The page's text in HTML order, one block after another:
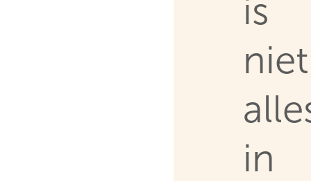
is
niet
in